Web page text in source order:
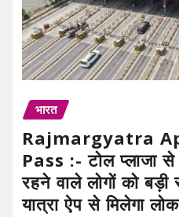
भारत
Rajmargyatra
Pass :- टोल प्लाजा
रहने वाले लोगों को बड़ी
यात्रा ऐप से मिलेगा